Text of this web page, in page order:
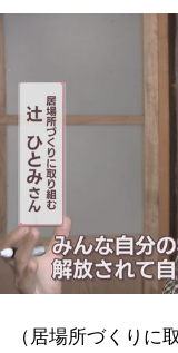
（居場所づくりに